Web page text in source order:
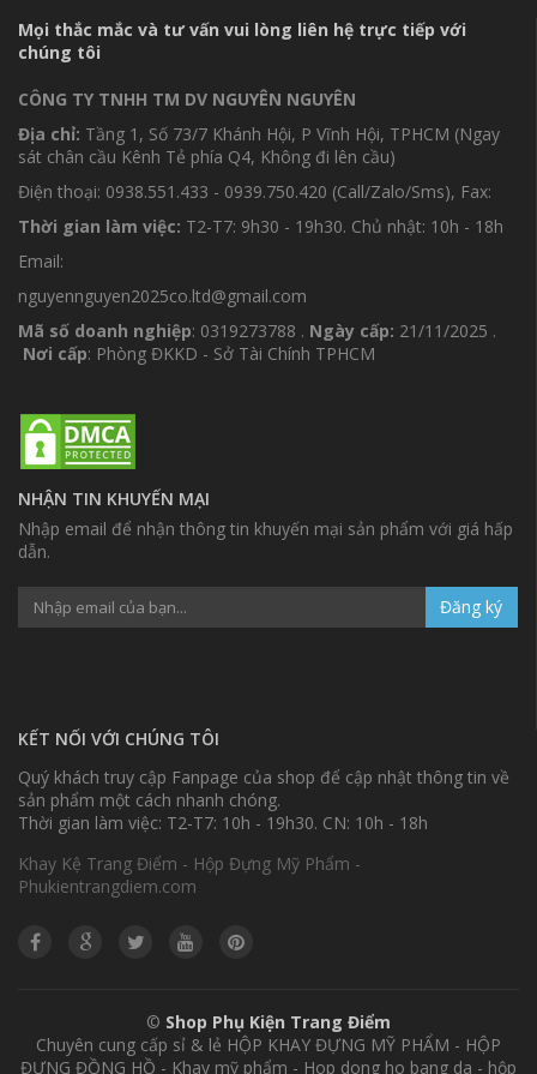
Mọi thắc mắc và tư vấn vui lòng liên hệ trực tiếp với
chúng tôi
CÔNG TY TNHH TM DV NGUYÊN NGUYÊN
Địa chỉ: Tầng 1, Số 73/7 Khánh Hội, P Vĩnh Hội, TPHCM (Ngay
sát chân cầu Kênh Tẻ phía Q4, Không đi lên cầu)
Điện thoại: 0938.551.433 - 0939.750.420 (Call/Zalo/Sms), Fax:
Thời gian làm việc: T2-T7: 9h30 - 19h30. Chủ nhật: 10h - 18h
Email:
nguyennguyen2025co.ltd@gmail.com
Mã số doanh nghiệp: 0319273788 . Ngày cấp: 21/11/2025 .
Nơi cấp: Phòng ĐKKD - Sở Tài Chính TPHCM
NHẬN TIN KHUYẾN MẠI
Nhập email để nhận thông tin khuyến mại sản phẩm với giá hấp
dẫn.
Đăng ký
KẾT NỐI VỚI CHÚNG TÔI
Quý khách truy cập Fanpage của shop để cập nhật thông tin về
sản phẩm một cách nhanh chóng.
Thời gian làm việc: T2-T7: 10h - 19h30. CN: 10h - 18h
Khay Kệ Trang Điểm - Hộp Đựng Mỹ Phẩm -
Phukientrangdiem.com
© Shop Phụ Kiện Trang Điểm
Chuyên cung cấp sỉ & lẻ HỘP KHAY ĐỰNG MỸ PHẨM - HỘP
ĐỰNG ĐỒNG HỒ - Khay mỹ phẩm - Hop dong ho bang da - hộp